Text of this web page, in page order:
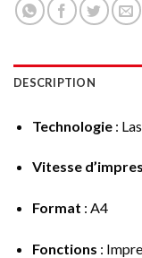
DESCRIPTION
Technologie:
Vitesse
Format : A4
Fonctions :